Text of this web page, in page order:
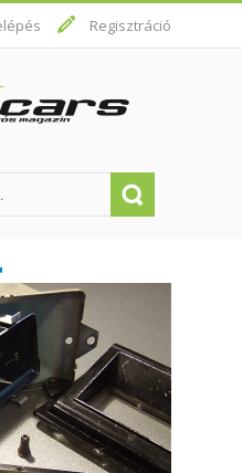
Regisztráció